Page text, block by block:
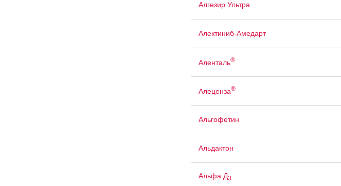
Алгезир Ультра
Алектиниб-Амедарт
Аленталь®
Алеценза®
Альгофетин
Альдактон
Альфа Д3